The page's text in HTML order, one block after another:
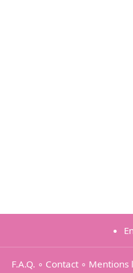
F.A.Q. ∘ Contact∘ Mentions